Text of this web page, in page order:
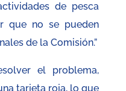
de pesca
que no se pueden
de la Comisión.”
el problema,
tarjeta roja, lo que